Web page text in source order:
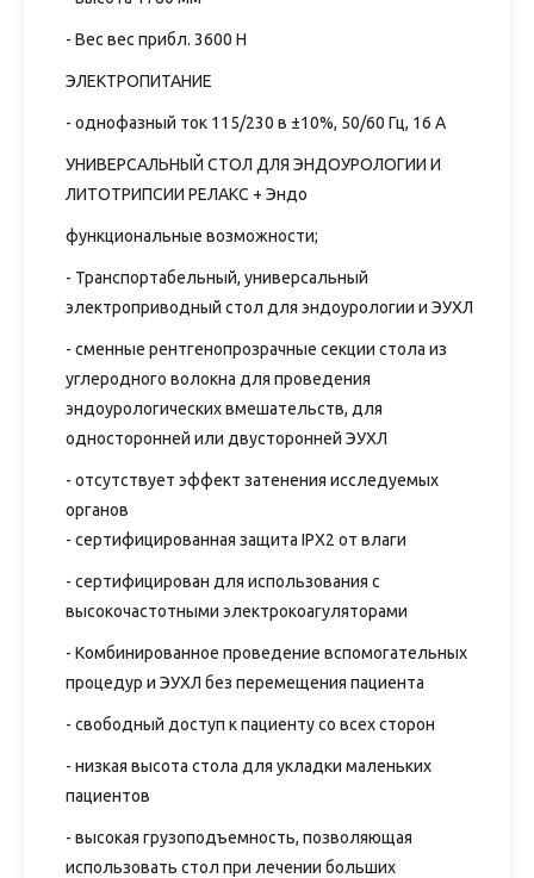
- Вес вес прибл. 3600 Н
ЭЛЕКТРОПИТАНИЕ
- однофазный ток 115/230 в ±10%, 50/60 Гц, 16 А
УНИВЕРСАЛЬНЫЙ СТОЛ ДЛЯ ЭНДОУРОЛОГИИ И
ЛИТОТРИПСИИ РЕЛАКС + Эндо
функциональные возможности;
- Транспортабельный, универсальный
электроприводный стол для эндоурологии и ЭУХЛ
- сменные рентгенопрозрачные секции стола из
углеродного волокна для проведения
эндоурологических вмешательств, для
односторонней или двусторонней ЭУХЛ
- отсутствует эффект затенения исследуемых
органов
- сертифицированная защита IPX2 от влаги
- сертифицирован для использования с
высокочастотными электрокоагуляторами
- Комбинированное проведение вспомогательных
процедур и ЭУХЛ без перемещения пациента
- свободный доступ к пациенту со всех сторон
- низкая высота стола для укладки маленьких
пациентов
- высокая грузоподъемность, позволяющая
использовать стол при лечении больших